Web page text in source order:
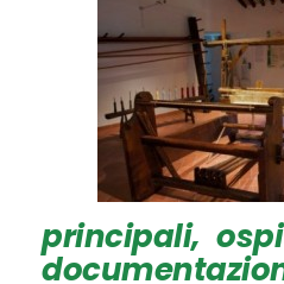
principali,